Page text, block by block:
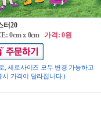
터20
0cm x 0cm가격: 0원
, 세로사이즈 모두 변경 가능하고
시 가격이 달라집니다.)